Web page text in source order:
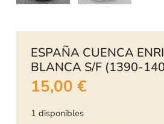
ESPAÑA CUENCA
BLANCA S/F (1390-
15,00 €
1 disponibles